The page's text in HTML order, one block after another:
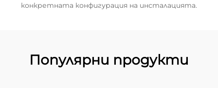
конкретната конфигурация на инсталацията.
Популярни продукти